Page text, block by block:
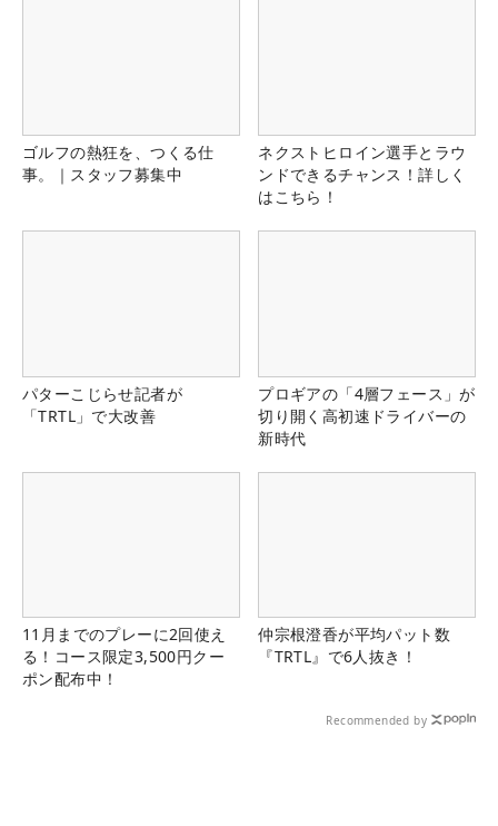
ゴルフの熱狂を、つくる仕
事。｜スタッフ募集中
ネクストヒロイン選手とラウ
ンドできるチャンス！詳しく
はこちら！
パターこじらせ記者が
「TRTL」で大改善
プロギアの「4層フェース」が
切り開く高初速ドライバーの
新時代
11月までのプレーに2回使え
る！コース限定3,500円クー
ポン配布中！
仲宗根澄香が平均パット数
『TRTL』で6人抜き！
Recommended by